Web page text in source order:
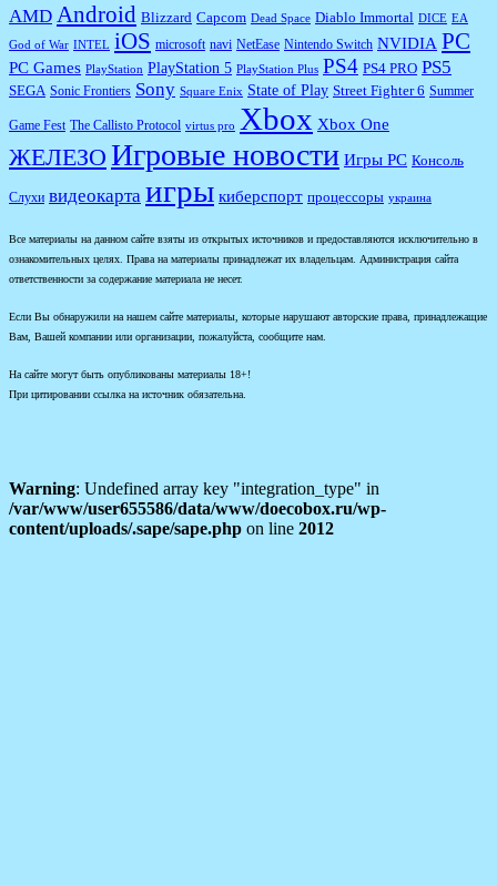
AMD Android Blizzard Capcom Dead Space Diablo Immortal DICE EA
God of War INTEL iOS microsoft navi NetEase Nintendo Switch NVIDIA PC
PC Games PlayStation PlayStation 5 PlayStation Plus PS4 PS4 PRO PS5
SEGA Sonic Frontiers Sony Square Enix State of Play Street Fighter 6 Summer
Game Fest The Callisto Protocol virtus pro Xbox Xbox One
ЖЕЛЕЗО Игровые новости Игры PC Консоль
Слухи видеокарта игры киберспорт процессоры украина
Все материалы на данном сайте взяты из открытых источников и предоставляются исключительно в
ознакомительных целях. Права на материалы принадлежат их владельцам. Администрация сайта
ответственности за содержание материала не несет.
Если Вы обнаружили на нашем сайте материалы, которые нарушают авторские права, принадлежащие
Вам, Вашей компании или организации, пожалуйста, сообщите нам.
На сайте могут быть опубликованы материалы 18+!
При цитировании ссылка на источник обязательна.
Warning: Undefined array key "integration_type" in
/var/www/user655586/data/www/doecobox.ru/wp-
content/uploads/.sape/sape.php on line 2012